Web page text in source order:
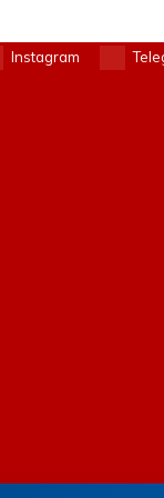
Instagram